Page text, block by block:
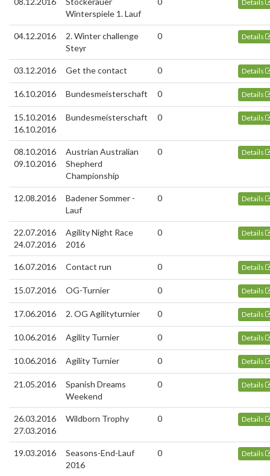
Winterspiele 1. Lauf
Details
04.12.2016
2. Winter challenge
Steyr
0 Details
03.12.2016 Get the contact 0 Details
16.10.2016 Bundesmeisterschaft 0 Details
15.10.2016
16.10.2016
Bundesmeisterschaft 0 Details
08.10.2016
09.10.2016
Austrian Australian
Shepherd
Championship
0 Details
12.08.2016
Badener Sommer -
Lauf
0 Details
22.07.2016
24.07.2016
Agility Night Race
2016
0 Details
16.07.2016 Contact run 0 Details
15.07.2016 OG-Turnier 0 Details
17.06.2016 2. OG Agilityturnier 0 Details
10.06.2016 Agility Turnier 0 Details
10.06.2016 Agility Turnier 0 Details
21.05.2016
Spanish Dreams
Weekend
0 Details
26.03.2016
27.03.2016
Wildborn Trophy 0 Details
19.03.2016
Seasons-End-Lauf
2016
0 Details